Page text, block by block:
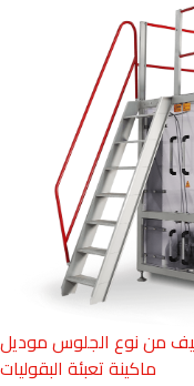
Dikey
ماكينة تعبئة البقوليات